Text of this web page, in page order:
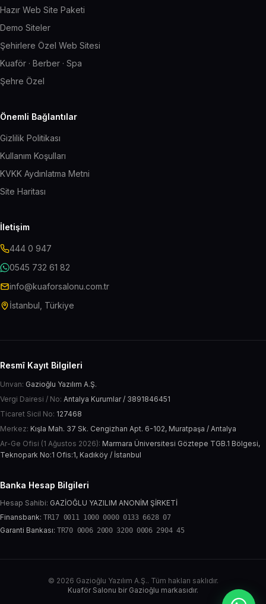
Hazır Web Site Paketi
Demo Siteler
Şehirlere Özel Web Sitesi
Kuaför · Berber · Spa
Şehre Özel
Önemli Bağlantılar
Gizlilik Politikası
Kullanım Koşulları
KVKK Aydınlatma Metni
Site Haritası
İletişim
444 0 947
0545 732 61 82
info@kuaforsalonu.com.tr
İstanbul, Türkiye
Resmî Kayıt Bilgileri
Unvan: Gazioğlu Yazılım A.Ş.
Vergi Dairesi / No: Antalya Kurumlar / 3891846451
Ticaret Sicil No: 127468
Merkez: Kışla Mah. 37 Sk. Cengizhan Apt. 6-102, Muratpaşa / Antalya
Ar-Ge Ofisi (1 Ağustos 2026): Marmara Üniversitesi Göztepe TGB.1 Bölgesi,
Teknopark No:1 Ofis:1, Kadıköy / İstanbul
Banka Hesap Bilgileri
Hesap Sahibi: GAZİOĞLU YAZILIM ANONİM ŞİRKETİ
Finansbank: TR17 0011 1000 0000 0133 6628 07
Garanti Bankası: TR70 0006 2000 3200 0006 2904 45
© 2026 Gazioğlu Yazılım A.Ş.. Tüm hakları saklıdır.
Kuaför Salonu bir Gazioğlu markasıdır.